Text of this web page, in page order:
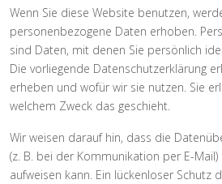
Wenn Sie diese Website benutzen,
personenbezogene Daten erhoben.
sind Daten, mit denen Sie persönlich
Die vorliegende Datenschutzerklärung
erheben und wofür wir sie nutzen. Sie
welchem Zweck das geschieht.
Wir weisen darauf hin, dass die
(z. B. bei der Kommunikation per E-Mail)
aufweisen kann. Ein lückenloser Schutz